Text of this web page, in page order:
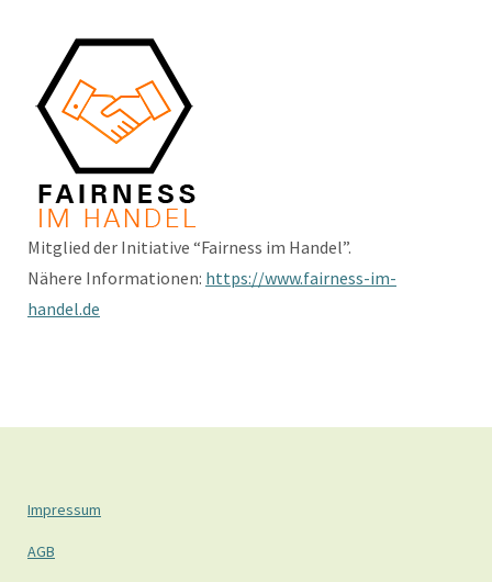
Mitglied der Initiative “Fairness im Handel”.
Nähere Informationen: https://www.fairness-im-
handel.de
Impressum
AGB